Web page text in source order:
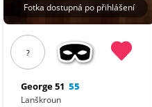
Fotka dostupná po přihlášení
?
George 51 55
Lanškroun